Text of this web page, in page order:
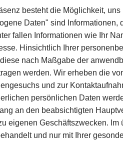
besteht die Möglichkeit,
Daten" sind Informationen,
fallen Informationen wie Ihr
Hinsichtlich Ihrer
nach Maßgabe der
werden. Wir erheben die
und zur
persönlichen Daten
an den beabsichtigten
eigenen Geschäftszwecken.
und nur mit Ihrer